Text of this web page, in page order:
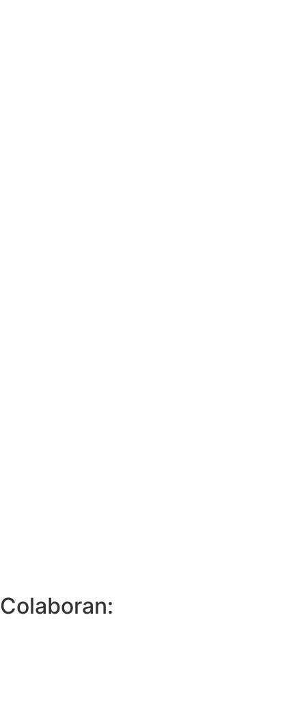
Colaboran: